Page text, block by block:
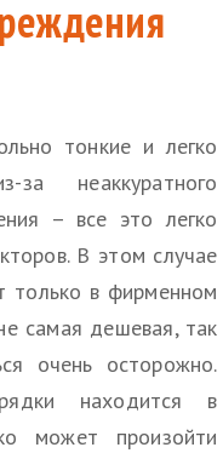
тонкие и легко
неаккуратного
– все это легко
В этом случае
только в фирменном
самая дешевая, так
очень осторожно.
находится в
может произойти